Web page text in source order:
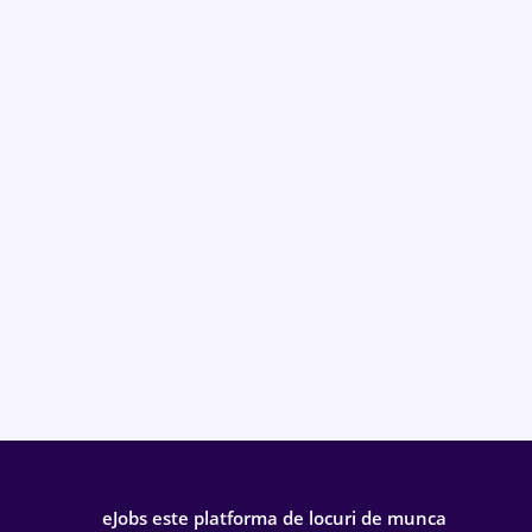
eJobs este platforma de locuri de munca